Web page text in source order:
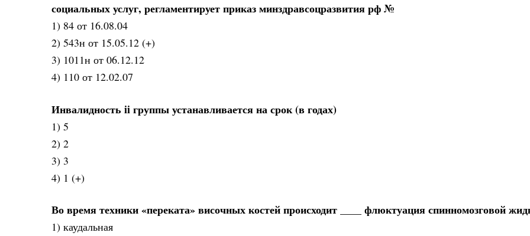
социальных услуг, регламентирует приказ минздравсоцразвития рф №
1) 84 от 16.08.04
2) 543н от 15.05.12 (+)
3) 1011н от 06.12.12
4) 110 от 12.02.07
Инвалидность ii группы устанавливается на срок (в годах)
1) 5
2) 2
3) 3
4) 1 (+)
Во время техники «переката» височных костей происходит ____ флюктуация спинномозговой
1) каудальная